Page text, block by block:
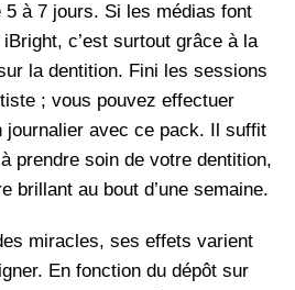
5 à 7 jours. Si les médias font
c’est surtout grâce à la
la dentition. Fini les sessions
; vous pouvez effectuer
journalier avec ce pack. Il suffit
prendre soin de votre dentition,
brillant au bout d’une semaine.
miracles, ses effets varient
En fonction du dépôt sur